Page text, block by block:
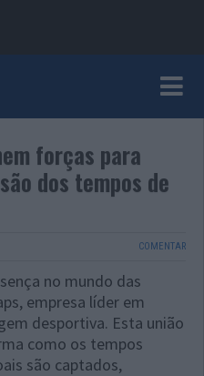
forças para
dos tempos de
COMENTAR
no mundo das
empresa líder em
desportiva. Esta união
como os tempos
são captados,